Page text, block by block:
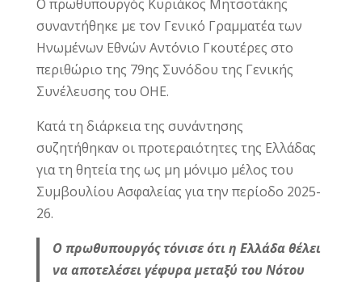
Ο πρωθυπουργός Κυριάκος Μητσοτάκης
συναντήθηκε με τον Γενικό Γραμματέα των
Ηνωμένων Εθνών Αντόνιο Γκουτέρες στο
περιθώριο της 79ης Συνόδου της Γενικής
Συνέλευσης του ΟΗΕ.
Κατά τη διάρκεια της συνάντησης
συζητήθηκαν οι προτεραιότητες της Ελλάδας
για τη θητεία της ως μη μόνιμο μέλος του
Συμβουλίου Ασφαλείας για την περίοδο 2025-
26.
Ο πρωθυπουργός τόνισε ότι η Ελλάδα θέλει
να αποτελέσει γέφυρα μεταξύ του Νότου